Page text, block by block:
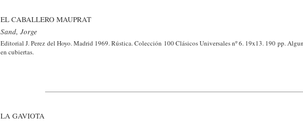
EL CABALLERO MAUPRAT
Sand, Jorge
Editorial J. Perez del Hoyo. Madrid 1969. Rústica. Colección 100 Clásicos Universales nº 6. 19x13. 190 pp.
en cubiertas.
LA GAVIOTA